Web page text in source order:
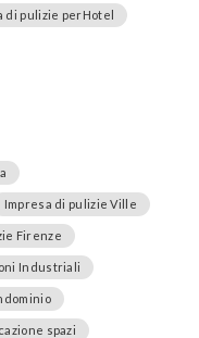
di pulizie perHotel
Impresa di pulizie Ville
Firenze
Industriali
spazi